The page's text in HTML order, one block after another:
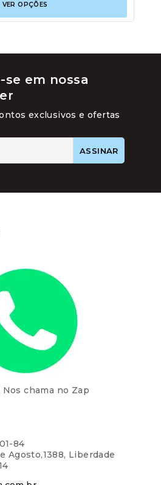
VER OPÇÕES
tem
As
se em nossa
exclusivos e ofertas
Nos chama no Zap
84
Agosto,1388, Liberdade